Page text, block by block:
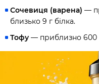
Сочевиця (варена) —
близько 9 г білка.
Тофу — приблизно 600